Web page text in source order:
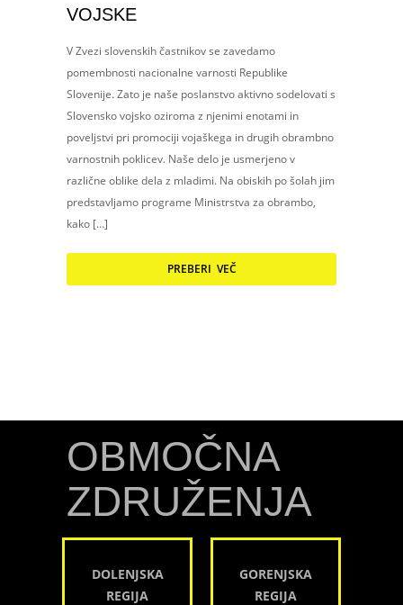
VOJSKE
V Zvezi slovenskih častnikov se zavedamo
pomembnosti nacionalne varnosti Republike
Slovenije. Zato je naše poslanstvo aktivno sodelovati s
Slovensko vojsko oziroma z njenimi enotami in
poveljstvi pri promociji vojaškega in drugih obrambno
varnostnih poklicev. Naše delo je usmerjeno v
različne oblike dela z mladimi. Na obiskih po šolah jim
predstavljamo programe Ministrstva za obrambo,
kako […]
PREBERI VEČ
OBMOČNA
ZDRUŽENJA
DOLENJSKA
REGIJA
GORENJSKA
REGIJA